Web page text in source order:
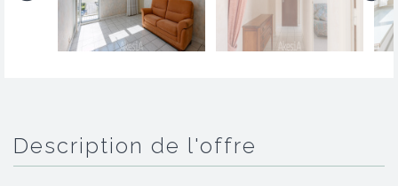
description de l'offre